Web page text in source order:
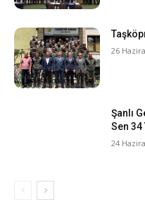
26
Şanlı
Sen 34
24